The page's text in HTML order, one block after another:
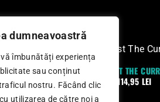
dumneavoastră
îmbunătăți experiența
sau conținut
nostru. Făcând clic
utilizarea de către noi a
TRICOU – AGAINST THE
114,95 LEI